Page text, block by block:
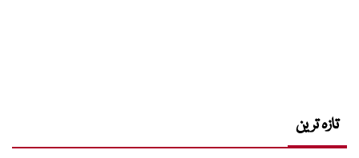
تازہ ترین